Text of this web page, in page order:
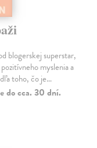
blogerskej superstar,
myslenia a
toho, čo je…
do cca. 30 dní.